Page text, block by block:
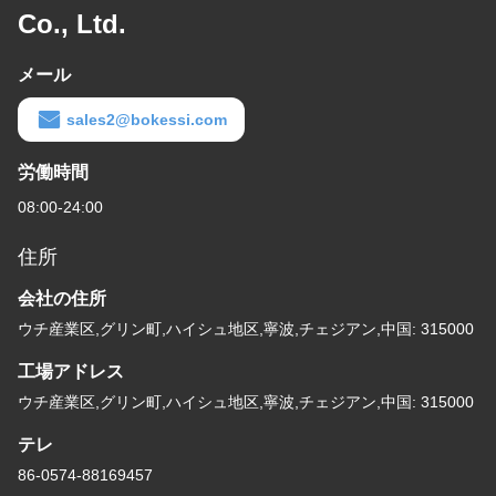
Co., Ltd.
メール
sales2@bokessi.com
労働時間
08:00-24:00
住所
会社の住所
ウチ産業区,グリン町,ハイシュ地区,寧波,チェジアン,中国: 315000
工場アドレス
ウチ産業区,グリン町,ハイシュ地区,寧波,チェジアン,中国: 315000
テレ
86-0574-88169457